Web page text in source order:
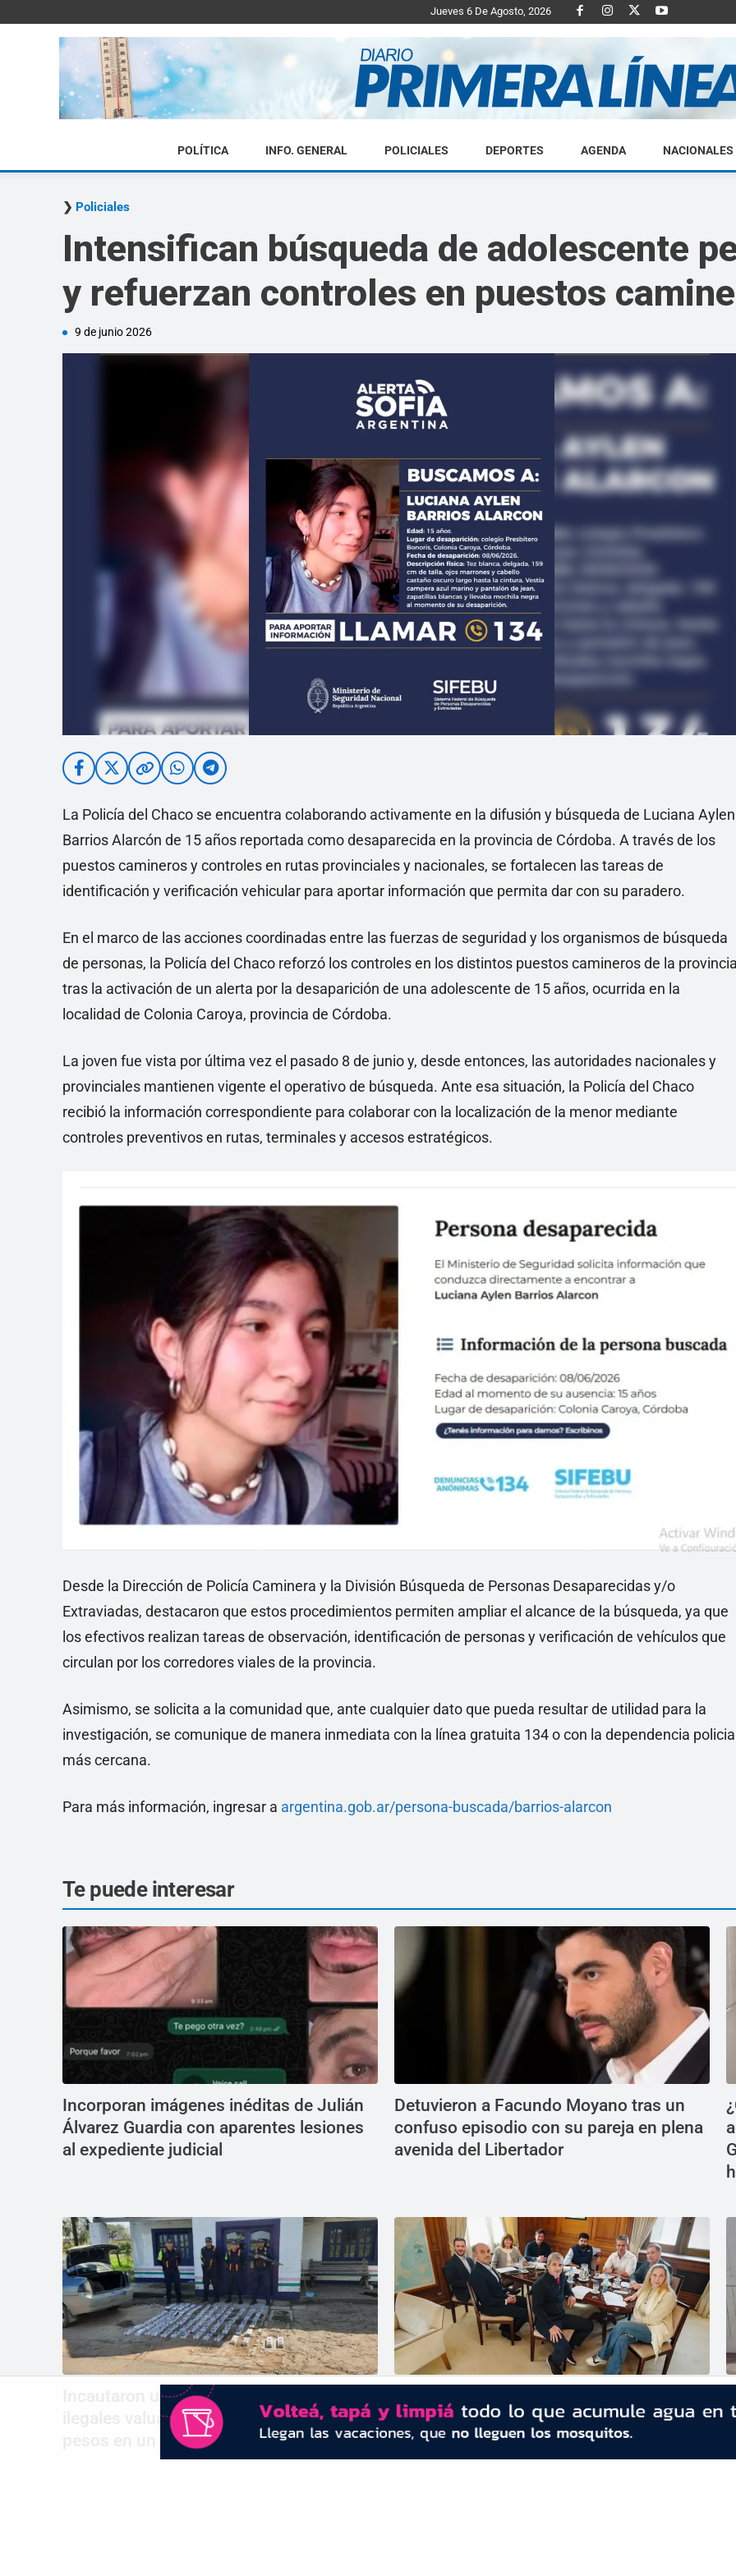
Jueves 6 De Agosto, 2026
Diario
Primera
Linea
POLÍTICA INFO. GENERAL POLICIALES DEPORTES AGENDA NACIONALES
Policiales
Intensifican búsqueda de adolescente
y refuerzan controles en puestos
9 de junio 2026
La Policía del Chaco se encuentra colaborando activamente en la difusión y búsqueda de Luciana Aylen
Barrios Alarcón de 15 años reportada como desaparecida en la provincia de Córdoba. A través de los
puestos camineros y controles en rutas provinciales y nacionales, se fortalecen las tareas de
identificación y verificación vehicular para aportar información que permita dar con su paradero.
En el marco de las acciones coordinadas entre las fuerzas de seguridad y los organismos de búsqueda
de personas, la Policía del Chaco reforzó los controles en los distintos puestos camineros de la
tras la activación de un alerta por la desaparición de una adolescente de 15 años, ocurrida en la
localidad de Colonia Caroya, provincia de Córdoba.
La joven fue vista por última vez el pasado 8 de junio y, desde entonces, las autoridades nacionales y
provinciales mantienen vigente el operativo de búsqueda. Ante esa situación, la Policía del Chaco
recibió la información correspondiente para colaborar con la localización de la menor mediante
controles preventivos en rutas, terminales y accesos estratégicos.
Desde la Dirección de Policía Caminera y la División Búsqueda de Personas Desaparecidas y/o
Extraviadas, destacaron que estos procedimientos permiten ampliar el alcance de la búsqueda, ya que
los efectivos realizan tareas de observación, identificación de personas y verificación de vehículos que
circulan por los corredores viales de la provincia.
Asimismo, se solicita a la comunidad que, ante cualquier dato que pueda resultar de utilidad para la
investigación, se comunique de manera inmediata con la línea gratuita 134 o con la dependencia
más cercana.
Para más información, ingresar a argentina.gob.ar/persona-buscada/barrios-alarcon
Te puede interesar
Incorporan imágenes inéditas de Julián
Álvarez Guardia con aparentes lesiones
al expediente judicial
Detuvieron a Facundo Moyano tras un
confuso episodio con su pareja en plena
avenida del Libertador
Incautaron un cargamento de cigarrillos
ilegales valuado en casi dos millones de
pesos en un control caminero
para las negociaciones con los aliados y
el futuro de las reformas